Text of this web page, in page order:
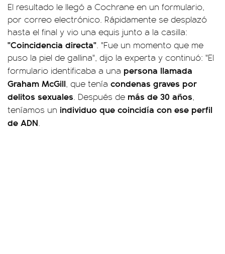
El resultado le llegó a Cochrane en un formulario,
por correo electrónico. Rápidamente se desplazó
hasta el final y vio una equis junto a la casilla:
"Coincidencia directa". "Fue un momento que me
puso la piel de gallina", dijo la experta y continuó: "El
formulario identificaba a una persona llamada
Graham McGill, que tenía condenas graves por
delitos sexuales. Después de más de 30 años,
teníamos un individuo que coincidía con ese perfil
de ADN.